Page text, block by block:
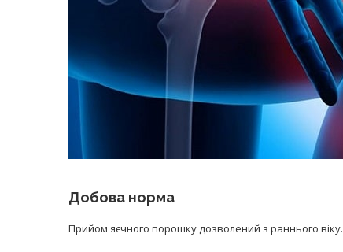
Добова норма
Прийом яєчного порошку дозволений з раннього віку.